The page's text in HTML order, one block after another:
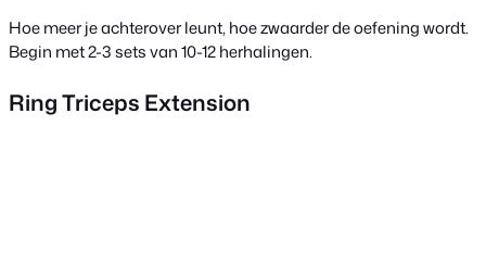
Hoe meer je achterover leunt, hoe zwaarder de oefening wordt.
Begin met 2-3 sets van 10-12 herhalingen.
Ring Triceps Extension